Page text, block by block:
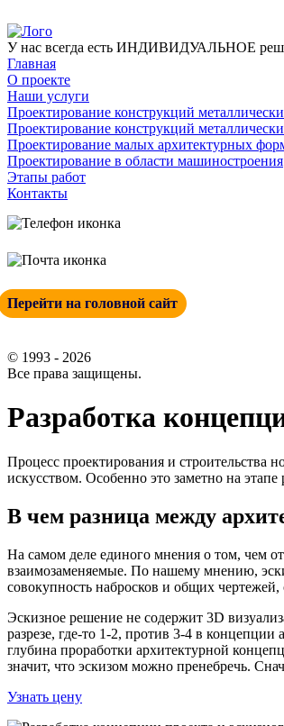
У нас всегда есть ИНДИВИДУАЛЬНОЕ
Главная
О проекте
Наши услуги
Проектирование конструкций
Проектирование конструкций
Проектирование малых архитектурных
Проектирование в области машиностроения
Этапы работ
Контакты
Перейти на головной сайт
© 1993 - 2026
Все права защищены.
Разработка
Процесс проектирования и строительства
искусством. Особенно это заметно на
В чем разница между
На самом деле единого мнения о том, чем
взаимозаменяемые. По нашему мнению,
совокупность набросков и общих чертежей,
Эскизное решение не содержит 3D
разрезе, где-то 1-2, против 3-4 в
глубина проработки архитектурной
значит, что эскизом можно пренебречь.
Узнать цену